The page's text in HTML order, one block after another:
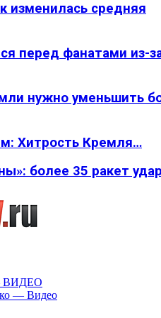
изменилась средняя
перед фанатами из-
нужно уменьшить
Хитрость Кремля…
более 35 ракет
ВИДЕО
— Видео